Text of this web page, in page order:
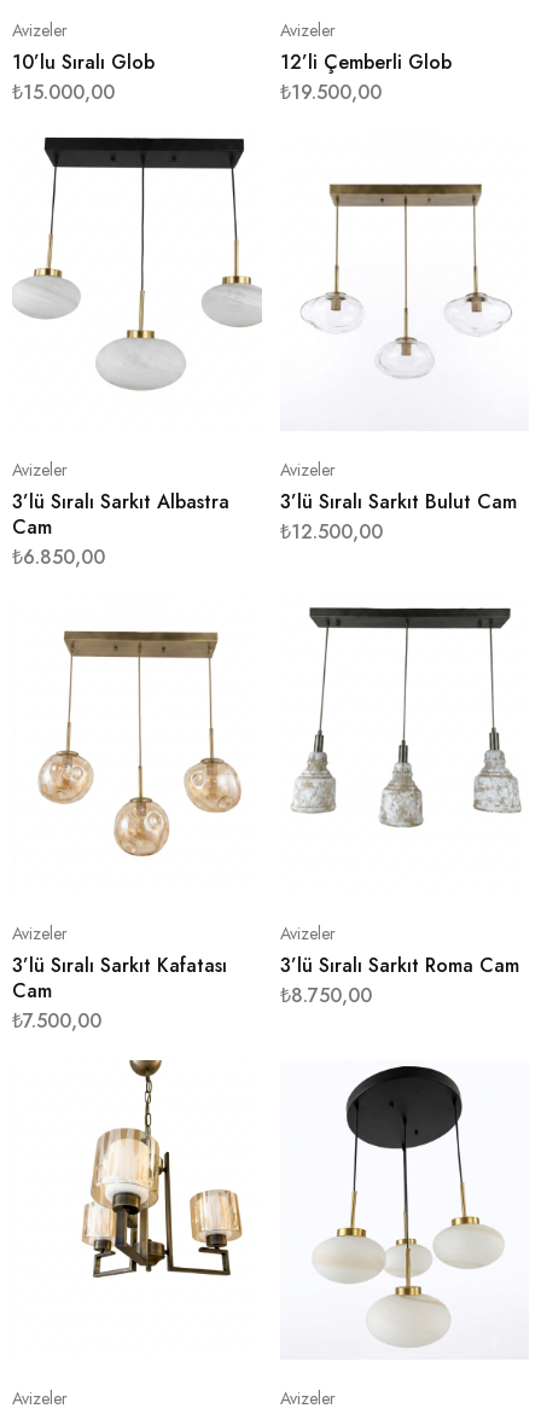
Avizeler
10’lu Sıralı Glob
₺15.000,00
Avizeler
12’li Çemberli Glob
₺19.500,00
Avizeler
3’lü Sıralı Sarkıt Albastra
Cam
₺6.850,00
Avizeler
3’lü Sıralı Sarkıt Bulut Cam
₺12.500,00
Avizeler
3’lü Sıralı Sarkıt Kafatası
Cam
₺7.500,00
Avizeler
3’lü Sıralı Sarkıt Roma Cam
₺8.750,00
Avizeler Avizeler